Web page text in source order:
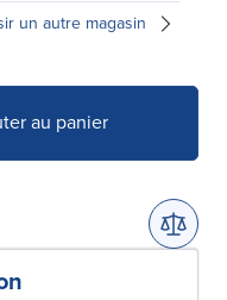
un autre magasin
au panier